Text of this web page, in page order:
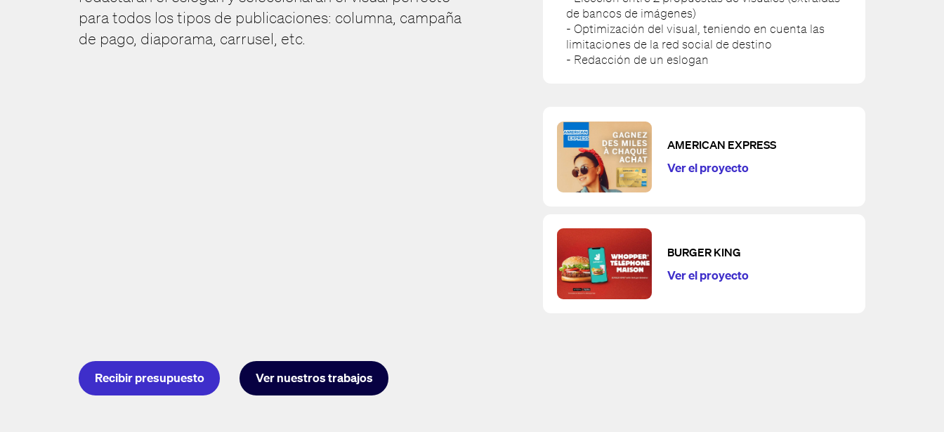
para todos los tipos de publicaciones: columna, campaña
de pago, diaporama, carrusel, etc.
de bancos de imágenes)
- Optimización del visual, teniendo en cuenta las
limitaciones de la red social de destino
- Redacción de un eslogan
AMERICAN EXPRESS
Ver el proyecto
BURGER KING
Ver el proyecto
Recibir presupuesto Ver nuestros trabajos